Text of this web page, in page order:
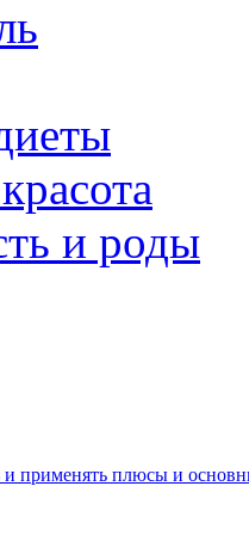
и роды
и применять плюсы и